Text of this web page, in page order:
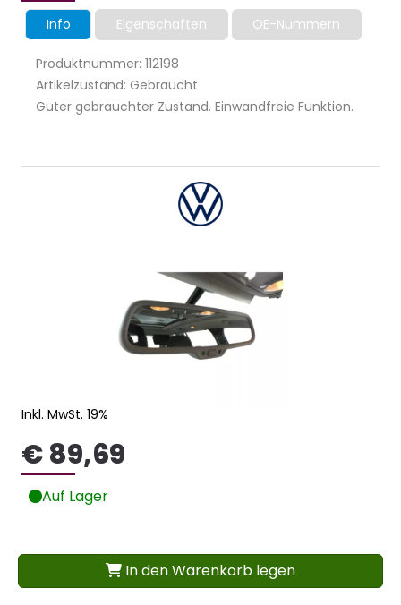
Info Eigenschaften OE-Nummern
Produktnummer: 112198
Artikelzustand: Gebraucht
Guter gebrauchter Zustand. Einwandfreie Funktion.
Inkl. MwSt. 19%
€ 89,69
Auf Lager
In den Warenkorb legen